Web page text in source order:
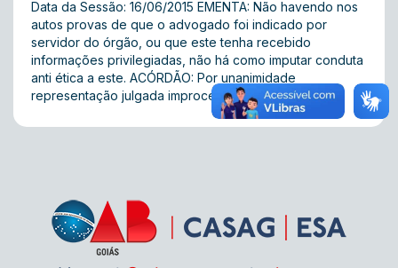
Data da Sessão: 16/06/2015 EMENTA: Não havendo nos
autos provas de que o advogado foi indicado por
servidor do órgão, ou que este tenha recebido
informações privilegiadas, não há como imputar conduta
anti ética a este. ACÓRDÃO: Por unanimidade
representação julgada improcedente.